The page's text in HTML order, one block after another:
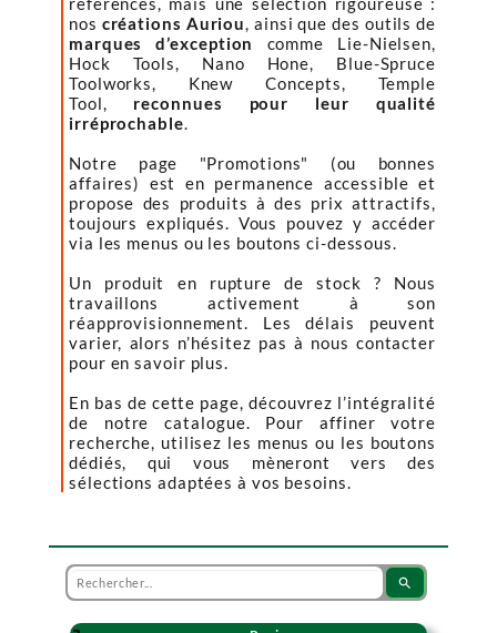
nos créations Auriou, ainsi que des outils de
marques d’exception
comme Lie-Nielsen,
Hock Tools, Nano Hone, Blue-Spruce
Toolworks, Knew Concepts, Temple
Tool, reconnues pour leur qualité
irréprochable.
Notre page "Promotions" (ou bonnes
affaires) est en permanence accessible et
propose des produits à des prix attractifs,
toujours expliqués. Vous pouvez y accéder
via les menus ou les boutons ci-dessous.
Un produit en rupture de stock ? Nous
travaillons activement à son
réapprovisionnement. Les délais peuvent
varier, alors n’hésitez pas à nous contacter
pour en savoir plus.
En bas de cette page, découvrez l’intégralité
de notre catalogue. Pour affiner votre
recherche, utilisez les menus ou les boutons
dédiés, qui vous mèneront vers des
sélections adaptées à vos besoins.
search